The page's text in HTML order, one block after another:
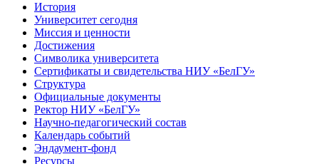
История
Университет сегодня
Миссия и ценности
Достижения
Символика университета
Сертификаты и свидетельства НИУ «БелГУ»
Структура
Официальные документы
Ректор НИУ «БелГУ»
Научно-педагогический состав
Календарь событий
Эндаумент-фонд
Ресурсы